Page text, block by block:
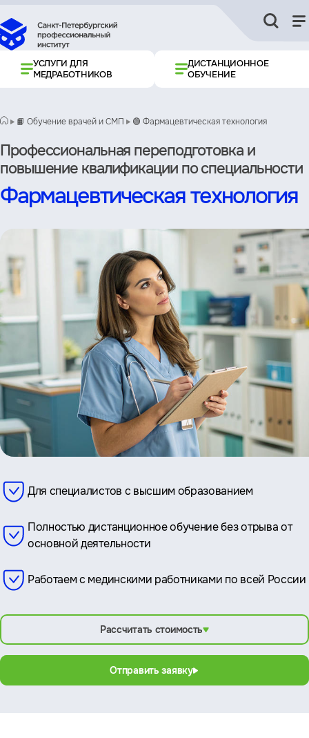
УСЛУГИ ДЛЯ
МЕДРАБОТНИКОВ
ДИСТАНЦИОННОЕ
ОБУЧЕНИЕ
📙 Обучение врачей и СМП 🟢 Фармацевтическая технология
Профессиональная переподготовка и
повышение квалификации по специальности
Фармацевтическая технология
Для специалистов с высшим образованием
Полностью дистанционное обучение без отрыва от
основной деятельности
Работаем с мединскими работниками по всей России
Рассчитать стоимость
Отправить заявку